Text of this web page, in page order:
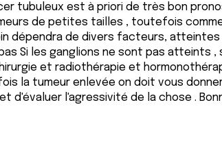
tubuleux est à priori de très bon
de petites tailles , toutefois
dépendra de divers facteurs, atteintes
Si les ganglions ne sont pas atteints
et radiothérapie et
la tumeur enlevée on doit vous
d'évaluer l'agressivité de la chose .